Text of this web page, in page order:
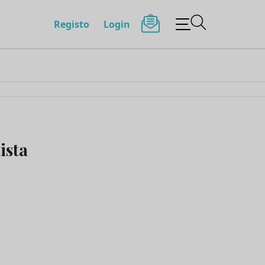
Registo Login